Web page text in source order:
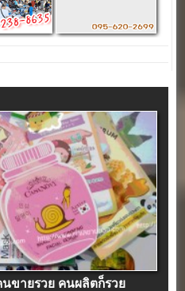
นขายรวย คนผลิตก็รวย